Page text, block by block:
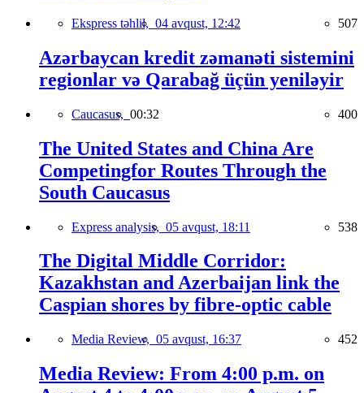
Ekspress təhlil, 04 avqust, 12:42 507
Azərbaycan kredit zəmanəti sistemini
regionlar və Qarabağ üçün yeniləyir
Caucasus, 00:32 400
The United States and China Are
Competingfor Routes Through the
South Caucasus
Express analysis, 05 avqust, 18:11 538
The Digital Middle Corridor:
Kazakhstan and Azerbaijan link the
Caspian shores by fibre-optic cable
Media Review, 05 avqust, 16:37 452
Media Review: From 4:00 p.m. on